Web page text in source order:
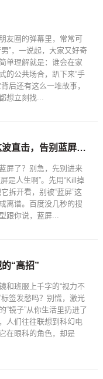
友圈的弹幕里，常常可
”，一说起，大家又好奇
单理解就是：谁会在家
的公共场合，趴下来“手
后还有这么一堆故事，
想立刻找...
电脑出现蓝屏究竟是何原因？跟我这波直击，告别蓝屏尴尬
屏了？别急，先别进来
是人生啊”。先用“Kill掉
拆开看，别被“蓝屏”这
离谱。百度没几秒的搜
跟你说，蓝屏...
“高招”
和班服上千字的“视力不
签发愁吗？别慌，激光
“镜子”从你生活里扔进了
人们往往联想到科幻电
在眼科的角色，却是